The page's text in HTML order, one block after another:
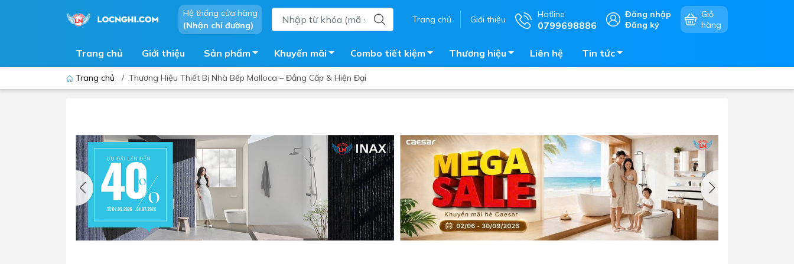
Hệ thống cửa hàng
(Nhận chỉ đường)
Trang chủ Giới thiệu Hotline
0799698886
Đăng nhập
Đăng ký
Giỏ
hàng
Trang chủ Giới thiệu Sản phẩm
Thiết bị nhà tiểu
Lavabo - Chậu rửa mặt
Vòi lavabo
Vòi chậu - vòi hồ - vòi gắn tường
Máy sấy tay
Lavabo tủ - Lavabo kính
Phòng tắm kính
Sen tắm đứng
Vòi sen tắm
Máy tắm nước nóng điện
Phụ kiện nhà tắm
Chậu giặt
Máy nước nóng năng lượng mặt
Bồn bảo ôn
Bồn nhựa tự hoại
Máy bơm tăng áp
Vòi pha nóng lạnh
Bếp điện - bếp từ âm bàn
Vòi chậu rửa chén
Bếp gas âm bàn
Máy hút khói - hút mùi
Lò vi sóng - lò nướng - lò hấp
Phụ kiện nhà bếp
Khuyến mãi Combo tiết kiệm Thương hiệu Liên hệ Tin tức
Trang chủ / Thương Hiệu Thiết Bị Nhà Bếp Malloca – Đẳng Cấp & Hiện Đại